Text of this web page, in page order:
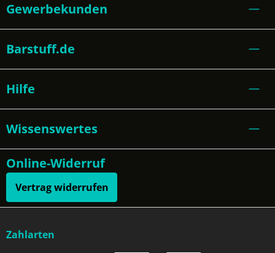
Gewerbekunden
Barstuff.de
Hilfe
Wissenswertes
Online-Widerruf
Vertrag widerrufen
Zahlarten